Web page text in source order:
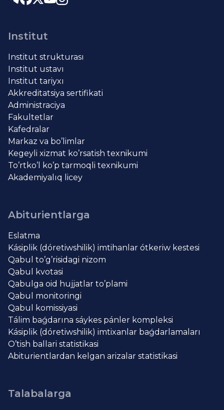
Institut
Institut strukturası
Institut ustavı
Institut tariyxı
Akkreditatsiya sertifikati
Administraciya
Fakultetlar
Kafedralar
Markaz va bo’limlar
Kegeyli xizmat ko’rsatish texnikumi
To’rtko’l ko’p tarmoqli texnikumi
Akademiyalıq licey
Abiturientlarga
Eslatma
Kásiplik (dóretiwshilik) imtihanlar ótkeriw kestesi
Qabul to’g’risidagi nizom
Qabul kvotasi
Qabulga oid hujjatlar to’plami
Qabul monitoringi
Qabul komissiyasi
Tálim baǵdarına sáykes pánler kompleksi
Kásiplik (dóretiwshilik) imtixanlar baǵdarlamaları
O’tish ballari statistikasi
Abiturientlardan kelgan arizalar statistikasi
Talabalarga